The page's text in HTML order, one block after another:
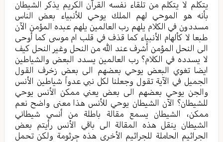
يتكلم لا يتكلم من تلقاء نفسه القرآن الكريم يذكر الشيطان
بأنه هو الموحي لهم الملك يوحي للأنبياء بعض الناس
مسددون في الكلام يلهم رب العالمين يلهم عبده المؤمن الآن
طبعا لا كألهام الأنبياء كما قذف في قلب ام موسى كما أوحى
الى النحل المؤمن أشرف عند الله من النحل وغير النحل كيف
لا يسدده في الكلام؟ رب العالمين يسدد البعض والشياطين
ايضا تغوي البعض يوحي بعضهم الى بعض زخرف القول
الجميل في الآية تقول وجعلنا لكل نبي عدواً شياطين الأنس
والجن يوحي بعضهم الى بعض يعني ممكن الأنس يوحي
للشيطان؟ الآن الشيطان يوحي للأنس هذا معنى واضح نعم
ممكن، الشيطان يسمع مقالة باطلة من أنسي شيطاني
الشيطان ينقل هذه المقالة الى باقي الأنس رأيتم بعض
الجراثيم الحاملة للجراثيم الأخرى هذه جرثومة ولكن تحمل